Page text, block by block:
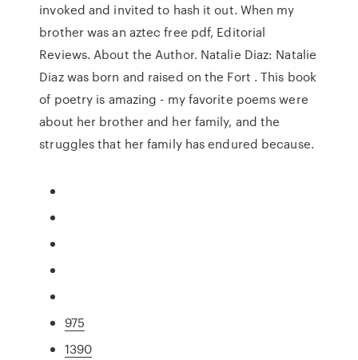
invoked and invited to hash it out. When my
brother was an aztec free pdf, Editorial
Reviews. About the Author. Natalie Diaz: Natalie
Diaz was born and raised on the Fort . This book
of poetry is amazing - my favorite poems were
about her brother and her family, and the
struggles that her family has endured because.
975
1390